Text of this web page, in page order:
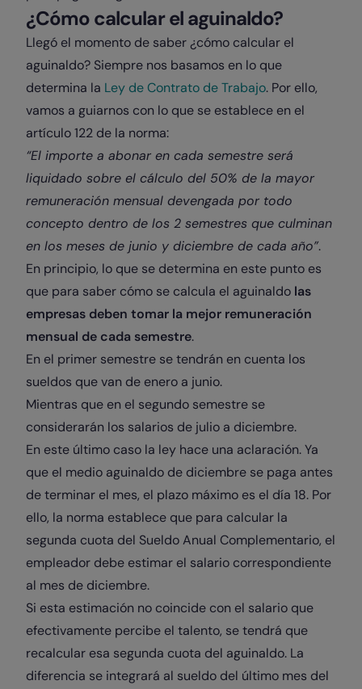
¿Cómo calcular el aguinaldo?
Llegó el momento de saber ¿cómo calcular el
aguinaldo? Siempre nos basamos en lo que
determina la Ley de Contrato de Trabajo. Por ello,
vamos a guiarnos con lo que se establece en el
artículo 122 de la norma:
“El importe a abonar en cada semestre será
liquidado sobre el cálculo del 50% de la mayor
remuneración mensual devengada por todo
concepto dentro de los 2 semestres que culminan
en los meses de junio y diciembre de cada año”.
En principio, lo que se determina en este punto es
que para saber cómo se calcula el aguinaldo las
empresas deben tomar la mejor remuneración
mensual de cada semestre.
En el primer semestre se tendrán en cuenta los
sueldos que van de enero a junio.
Mientras que en el segundo semestre se
considerarán los salarios de julio a diciembre.
En este último caso la ley hace una aclaración. Ya
que el medio aguinaldo de diciembre se paga antes
de terminar el mes, el plazo máximo es el día 18. Por
ello, la norma establece que para calcular la
segunda cuota del Sueldo Anual Complementario, el
empleador debe estimar el salario correspondiente
al mes de diciembre.
Si esta estimación no coincide con el salario que
efectivamente percibe el talento, se tendrá que
recalcular esa segunda cuota del aguinaldo. La
diferencia se integrará al sueldo del último mes del